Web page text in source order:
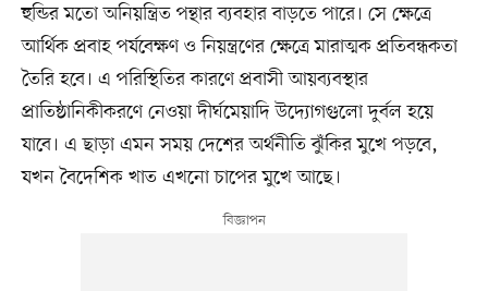
হুন্ডির মতো অনিয়ন্ত্রিত পন্থার ব্যবহার বাড়তে পারে। সে ক্ষেত্রে
আর্থিক প্রবাহ পর্যবেক্ষণ ও নিয়ন্ত্রণের ক্ষেত্রে মারাত্মক প্রতিবন্ধকতা
তৈরি হবে। এ পরিস্থিতির কারণে প্রবাসী আয়ব্যবস্থার
প্রাতিষ্ঠানিকীকরণে নেওয়া দীর্ঘমেয়াদি উদ্যোগগুলো দুর্বল হয়ে
যাবে। এ ছাড়া এমন সময় দেশের অর্থনীতি ঝুঁকির মুখে পড়বে,
যখন বৈদেশিক খাত এখনো চাপের মুখে আছে।